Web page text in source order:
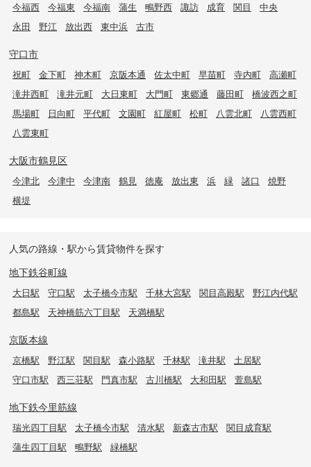
今福西 今福東 今福南 蒲生 鴫野西 諏訪 成育 関目
中央
永田
野江 放出西 東中浜 古市
守口市
祝町 金下町 神木町 京阪本通 佐太中町 早苗町 寺内町
高瀬町
滝井西町
滝井元町 大日東町 大門町 東郷通 藤田町
橋波西之町
馬場町
日向町 平代町 文園町 紅屋町 松町 八雲北町
八雲西町
八雲東町
大阪市鶴見区
今津北 今津中 今津南 鶴見 徳庵 放出東 浜 緑 諸口
焼野
横堤
人気の路線・駅から賃貸物件を探す
地下鉄谷町線
大日駅 守口駅 太子橋今市駅 千林大宮駅 関目高殿駅
野江内代駅
都島駅
天神橋筋六丁目駅 天満橋駅
京阪本線
京橋駅 野江駅 関目駅 森小路駅 千林駅 滝井駅
土居駅
守口市駅
西三荘駅 門真市駅 古川橋駅 大和田駅 萱島駅
地下鉄今里筋線
瑞光四丁目駅 太子橋今市駅 清水駅 新森古市駅
関目成育駅
蒲生四丁目駅
鴫野駅 緑橋駅